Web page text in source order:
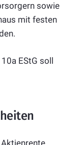
sowie
mit festen
EStG soll